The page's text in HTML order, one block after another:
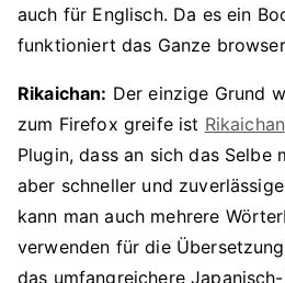
auch für Englisch. Da es ein
funktioniert das Ganze
Rikaichan: Der einzige Grund
zum Firefox greife ist Rikaichan
Plugin, dass an sich das Selbe
aber schneller und
kann man auch mehrere
verwenden für die
das umfangreichere